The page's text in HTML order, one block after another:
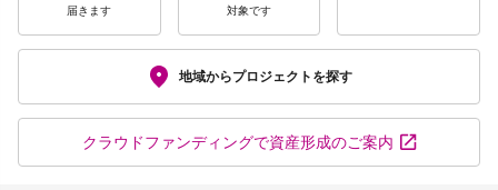
届きます
対象です
地域からプロジェクトを探す
クラウドファンディングで資産形成のご案内